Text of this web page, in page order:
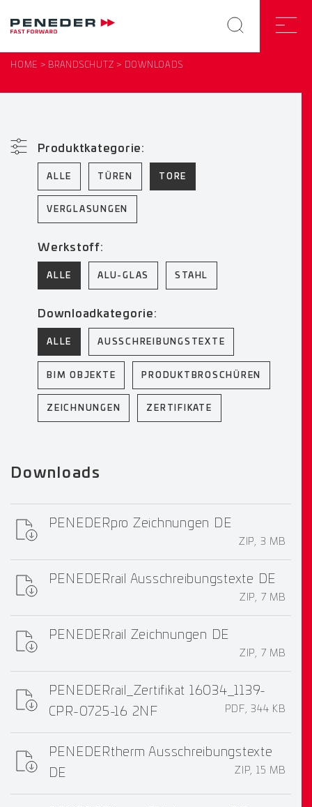
HOME BRANDSCHUTZ DOWNLOADS
Produktkategorie:
ALLE TÜREN TORE
VERGLASUNGEN
Werkstoff:
ALLE ALU-GLAS STAHL
Downloadkategorie:
ALLE AUSSCHREIBUNGSTEXTE
BIM OBJEKTE PRODUKTBROSCHÜREN
ZEICHNUNGEN ZERTIFIKATE
Downloads
PENEDERpro Zeichnungen DE
ZIP, 3 MB
PENEDERrail Ausschreibungstexte DE
ZIP, 7 MB
PENEDERrail Zeichnungen DE
ZIP, 7 MB
PENEDERrail_Zertifikat 16034_1139-
CPR-0725-16 2NF
PDF, 344 KB
PENEDERtherm Ausschreibungstexte
DE
ZIP, 15 MB